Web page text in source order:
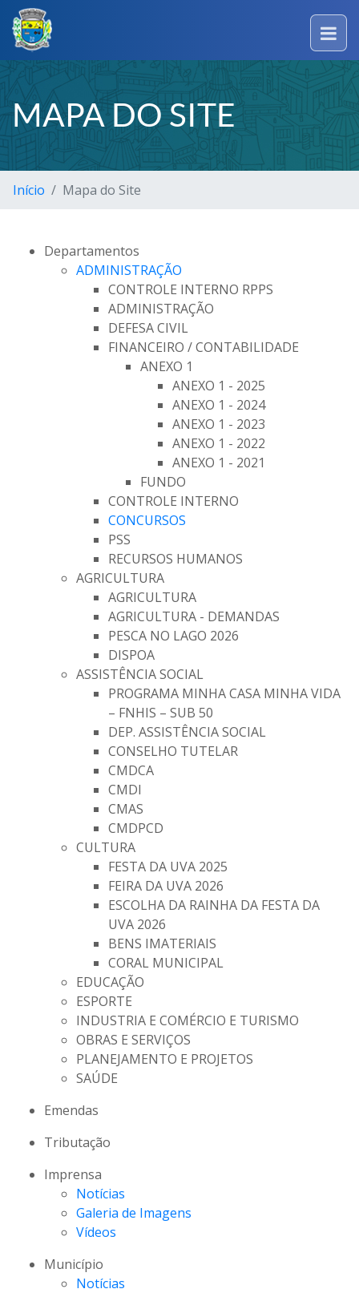
MAPA DO SITE
Início Mapa do Site
Departamentos
ADMINISTRAÇÃO
CONTROLE INTERNO RPPS
ADMINISTRAÇÃO
DEFESA CIVIL
FINANCEIRO / CONTABILIDADE
ANEXO 1
ANEXO 1 - 2025
ANEXO 1 - 2024
ANEXO 1 - 2023
ANEXO 1 - 2022
ANEXO 1 - 2021
FUNDO
CONTROLE INTERNO
CONCURSOS
PSS
RECURSOS HUMANOS
AGRICULTURA
AGRICULTURA
AGRICULTURA - DEMANDAS
PESCA NO LAGO 2026
DISPOA
ASSISTÊNCIA SOCIAL
PROGRAMA MINHA CASA MINHA VIDA
– FNHIS – SUB 50
DEP. ASSISTÊNCIA SOCIAL
CONSELHO TUTELAR
CMDCA
CMDI
CMAS
CMDPCD
CULTURA
FESTA DA UVA 2025
FEIRA DA UVA 2026
ESCOLHA DA RAINHA DA FESTA DA
UVA 2026
BENS IMATERIAIS
CORAL MUNICIPAL
EDUCAÇÃO
ESPORTE
INDUSTRIA E COMÉRCIO E TURISMO
OBRAS E SERVIÇOS
PLANEJAMENTO E PROJETOS
SAÚDE
Emendas
Tributação
Imprensa
Notícias
Galeria de Imagens
Vídeos
Município
Notícias